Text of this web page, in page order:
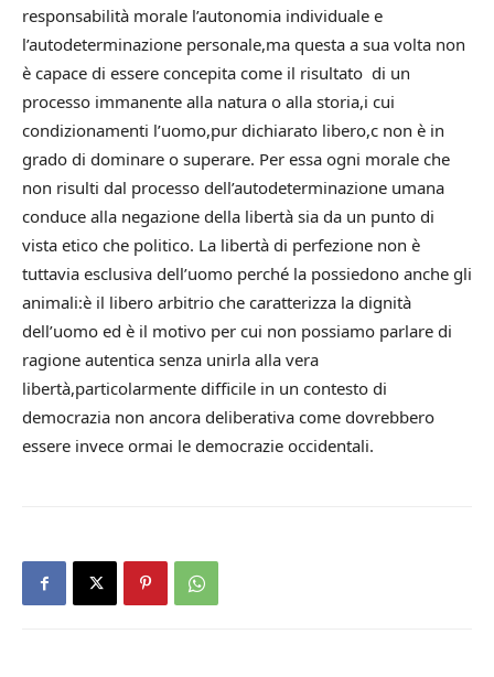
responsabilità morale l’autonomia individuale e
l’autodeterminazione personale,ma questa a sua volta non
è capace di essere concepita come il risultato di un
processo immanente alla natura o alla storia,i cui
condizionamenti l’uomo,pur dichiarato libero,c non è in
grado di dominare o superare. Per essa ogni morale che
non risulti dal processo dell’autodeterminazione umana
conduce alla negazione della libertà sia da un punto di
vista etico che politico. La libertà di perfezione non è
tuttavia esclusiva dell’uomo perché la possiedono anche gli
animali:è il libero arbitrio che caratterizza la dignità
dell’uomo ed è il motivo per cui non possiamo parlare di
ragione autentica senza unirla alla vera
libertà,particolarmente difficile in un contesto di
democrazia non ancora deliberativa come dovrebbero
essere invece ormai le democrazie occidentali.